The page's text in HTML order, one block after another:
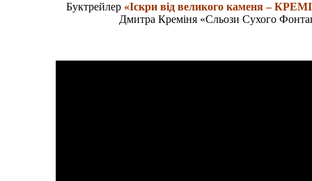
Буктрейлер «Іскри від великого каменя –
Дмитра Креміня «Сльози Сухого